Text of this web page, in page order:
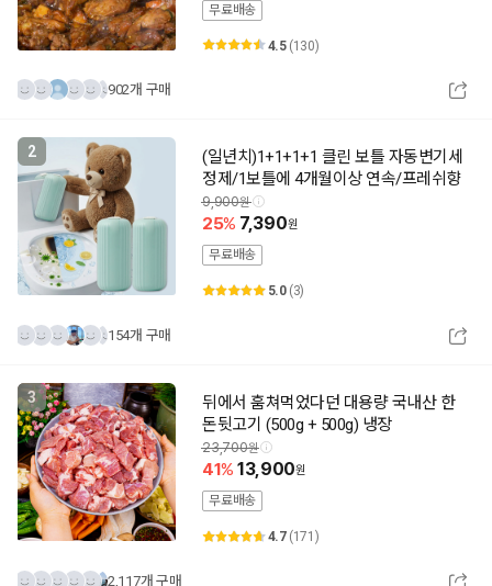
무료배송
4.5 (130)
902개 구매
2
(일년치)1+1+1+1 클린 보틀 자동변기세
정제/1보틀에 4개월이상 연속/프레쉬향
9,900
25 7,390
무료배송
5.0 (3)
154개 구매
3
뒤에서 훔쳐먹었다던 대용량 국내산 한
돈뒷고기 (500g + 500g) 냉장
23,700
41 13,900
무료배송
4.7 (171)
2,117개 구매